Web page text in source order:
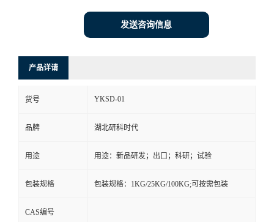
发送咨询信息
产品详请
货号 YKSD-01
品牌 湖北研科时代
用途 用途：新品研发；出口；科研；试验
包装规格 包装规格：1KG/25KG/100KG;可按需包装
CAS编号